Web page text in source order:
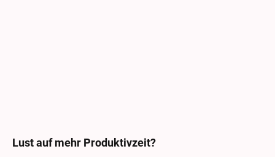
Lust auf mehr Produktivzeit?